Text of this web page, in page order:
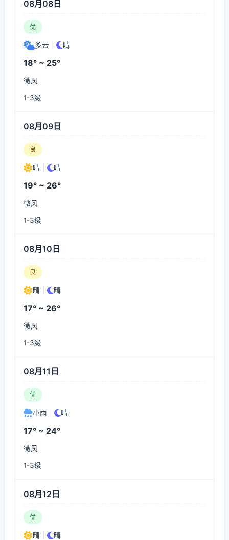
08月08日
优
多云 晴
18° ~ 25°
微风
1-3级
08月09日
良
晴 晴
19° ~ 26°
微风
1-3级
08月10日
良
晴 晴
17° ~ 26°
微风
1-3级
08月11日
优
小雨 晴
17° ~ 24°
微风
1-3级
08月12日
优
晴 晴